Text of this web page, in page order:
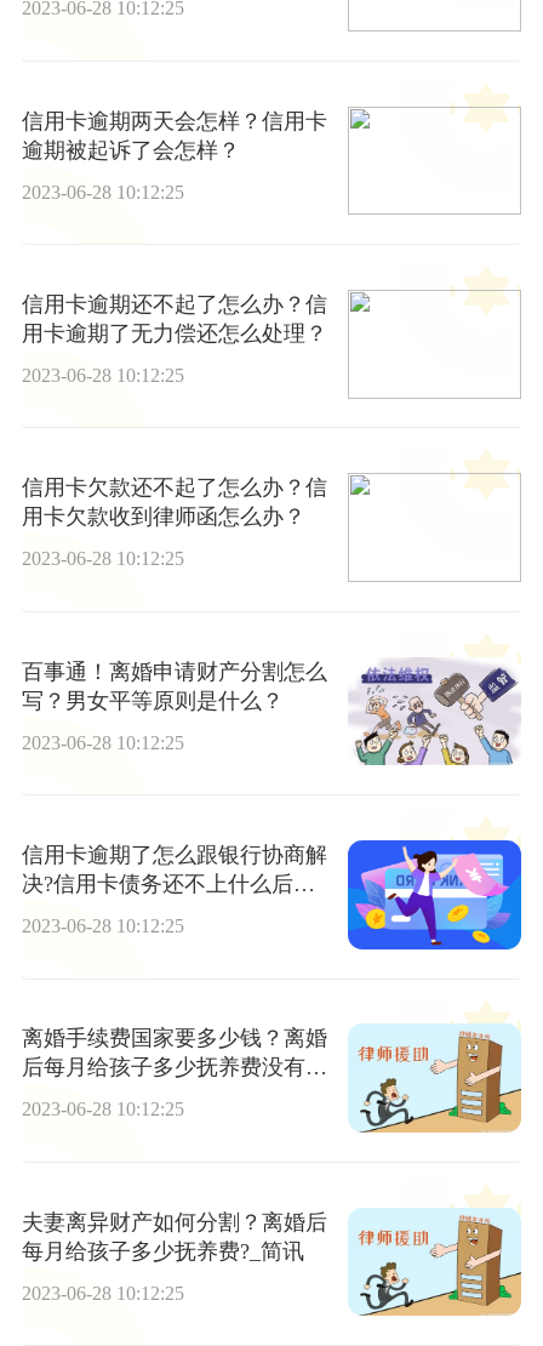
2023-06-28 10:12:25
信用卡逾期两天会怎样？信用卡
逾期被起诉了会怎样？
2023-06-28 10:12:25
信用卡逾期还不起了怎么办？信
用卡逾期了无力偿还怎么处理？
2023-06-28 10:12:25
信用卡欠款还不起了怎么办？信
用卡欠款收到律师函怎么办？
2023-06-28 10:12:25
百事通！离婚申请财产分割怎么
写？男女平等原则是什么？
2023-06-28 10:12:25
信用卡逾期了怎么跟银行协商解
决?信用卡债务还不上什么后果?-
信息
2023-06-28 10:12:25
离婚手续费国家要多少钱？离婚
后每月给孩子多少抚养费没有固
定的标准吗？_环球速递
2023-06-28 10:12:25
夫妻离异财产如何分割？离婚后
每月给孩子多少抚养费?_简讯
2023-06-28 10:12:25